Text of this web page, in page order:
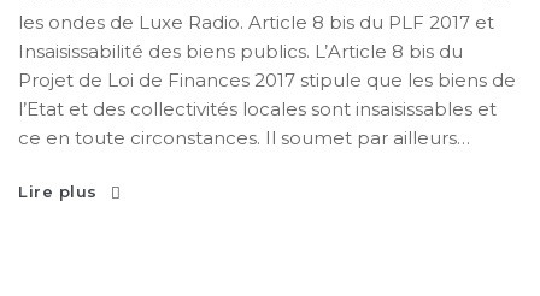
les ondes de Luxe Radio. Article 8 bis du PLF 2017 et
Insaisissabilité des biens publics. L’Article 8 bis du
Projet de Loi de Finances 2017 stipule que les biens de
l’Etat et des collectivités locales sont insaisissables et
ce en toute circonstances. Il soumet par ailleurs…
Lire plus